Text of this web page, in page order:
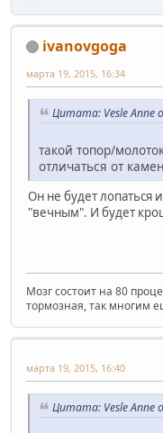
ivanovgoga
марта 19, 2015, 16:34
Цитата: Vesle Anne
такой топор/
отличаться от
Он не будет лопаться
"вечным". И будет
Мозг состоит на 80
тормозная, так многим
марта 19, 2015, 16:40
Цитата: Vesle Anne